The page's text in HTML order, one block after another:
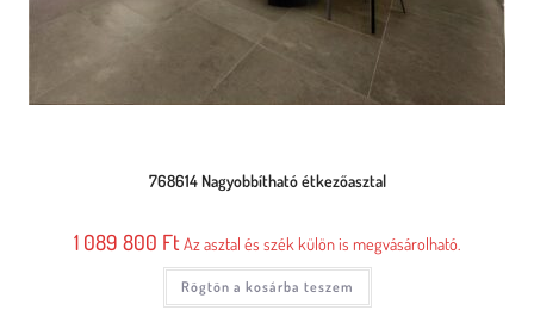
768614 Nagyobbítható étkezőasztal
1 089 800 Ft Az asztal és szék külön is megvásárolható.
Rögtön a kosárba teszem